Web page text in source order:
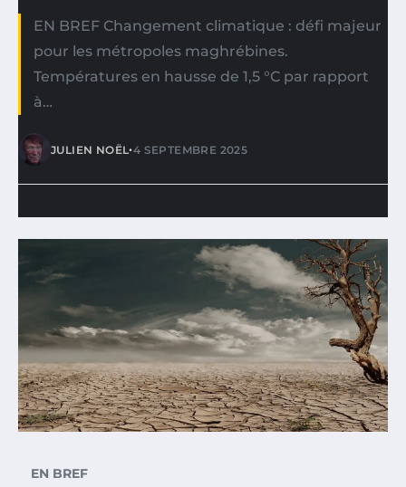
EN BREF Changement climatique : défi majeur
pour les métropoles maghrébines.
Températures en hausse de 1,5 °C par rapport
à…
JULIEN NOËL•4 SEPTEMBRE 2025
EN BREF